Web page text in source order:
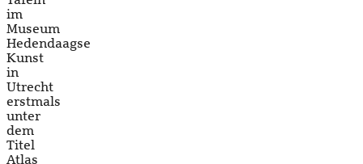
im
Museum
Hedendaagse
Kunst
in
Utrecht
erstmals
unter
dem
Titel
Atlas